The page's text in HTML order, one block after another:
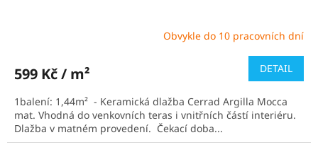
je
z
5
hvězdiček.
Obvykle do 10 pracovních dní
599 Kč / m² DETAIL
1balení: 1,44m² - Keramická dlažba Cerrad Argilla Mocca
mat. Vhodná do venkovních teras i vnitřních částí interiéru.
Dlažba v matném provedení. Čekací doba...